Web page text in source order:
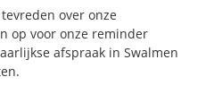
over onze
op voor onze reminder
afspraak in Swalmen